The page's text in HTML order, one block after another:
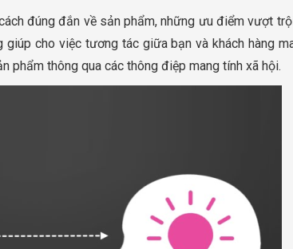
đúng đắn về sản phẩm, những ưu điểm vượt
cho việc tương tác giữa bạn và khách hàng
phẩm thông qua các thông điệp mang tính xã hội.